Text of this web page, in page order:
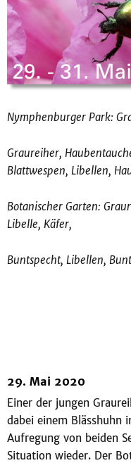
Nymphenburger Park:
Graureiher,
Blattwespen, Libellen,
Botanischer Garten:
Libelle, Käfer,
Buntspecht, Libellen,
29. Mai 2020
Einer der jungen
dabei einem Blässhuhn
Aufregung von beiden
Situation wieder. Der